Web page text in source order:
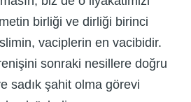
birliği ve dirliği birinci
vaciplerin en vacibidir.
sonraki nesillere doğru
sadık şahit olma görevi